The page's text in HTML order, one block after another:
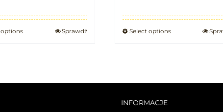
options Sprawdź Select options
INFORMACJE